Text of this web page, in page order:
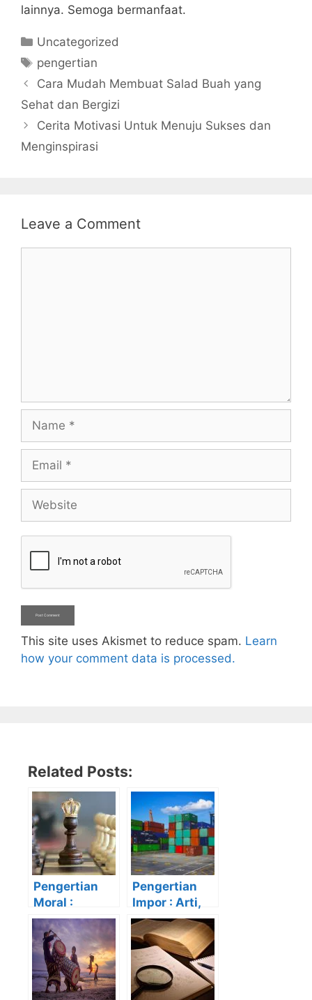
lainnya. Semoga bermanfaat.
Categories
Uncategorized
Tags
pengertian
Cara Mudah Membuat Salad Buah yang
Sehat dan Bergizi
Cerita Motivasi Untuk Menuju Sukses dan
Menginspirasi
Leave a Comment
Name
Email
Website
This site uses Akismet to reduce spam. Learn
how your comment data is processed.
Related Posts:
Pengertian
Moral :
Tujuan,
Fungsi dan
Macam-
Macamnya
Pengertian
Impor : Arti,
Manfaat,
Tujuan, Jenis
dan
Contohnya
Lengkap